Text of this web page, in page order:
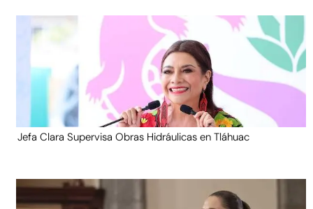
Jefa Clara Supervisa Obras Hidráulicas en Tláhuac